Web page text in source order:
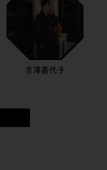
吉澤嘉代子